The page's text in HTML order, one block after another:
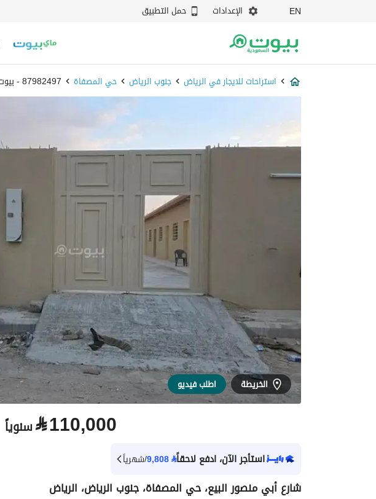
EN الإعدادات حمل التطبيق
استراحات للايجار في الرياض جنوب الرياض حي المصفاة 87982497 - بيوت
الخريطة اطلب فيديو
⃁110,000 سنوياً
استأجر الآن، ادفع لاحقاً⃁
9,808/شهرياً
شارع أبي منصور البيع، حي المصفاة، جنوب الرياض، الرياض